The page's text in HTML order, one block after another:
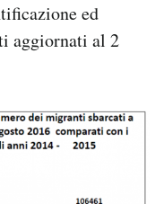
ed
aggiornati al 2